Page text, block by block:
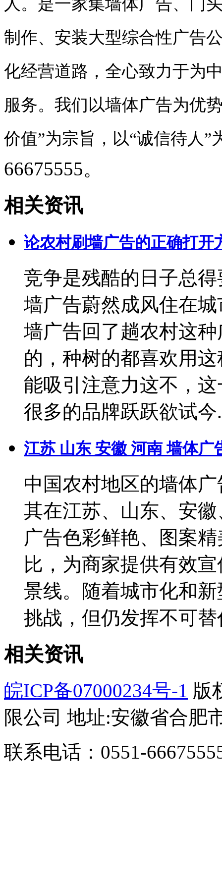
人。是一家集墙体广告、门
制作、安装大型综合性广告
化经营道路，全心致力于为
服务。我们以墙体广告为优
价值”为宗旨，以“诚信待人”
66675555。
相关资讯
论农村刷墙广告的正确打开
竞争是残酷的日子总
墙广告蔚然成风住在
墙广告回了趟农村这
的，种树的都喜欢用
能吸引注意力这不，
很多的品牌跃跃欲试今
江苏 山东 安徽 河南 墙体
中国农村地区的墙体
其在江苏、山东、安
广告色彩鲜艳、图案
比，为商家提供有效
景线。随着城市化和
挑战，但仍发挥不可替
相关资讯
皖ICP备07000234号-1 版
限公司 地址:安徽省合肥
联系电话：0551-